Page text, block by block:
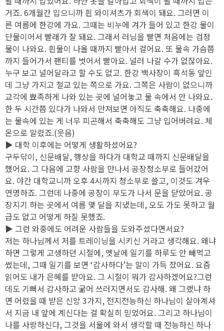
거죠. 6개월간 입으니까 흰 와이셔츠가 회색이 돼요. 그러면 이
른 여름에 한강에 가요. 그때는 비누에 겨가 들어 있고 한강 물이
단물이어서 빨래가 잘 돼요. 그래서 러닝을 빨면 처음에는 검정
물이 나와요. 흰물이 나올 때까지 빨아서 걸어요. 또 물속 가슴쯤
까지 들어가서 팬티를 벗어서 빨아요. 널러 나갈 수가 없잖아요.
누구 보고 널어달라고 할 수도 없고. 한강 백사장이 흑석동 앞인
데 그냥 가지고 철교 있는 쪽으로 가요. 그쪽은 사람이 없으니까
교각에 뾰족하게 나와 있는 곳에 널어놓고 물 속에서 안 나와요.
한 두 시간쯤 있다가 나와서 만져보면 아직도 축축해요. 나중에
는 물속에 있는 게 너무 피곤해서 축축해도 그냥 입어버려요. 체
온으로 말렸죠.(웃음)
▶ 대학 이후에는 어떻게 생활하셨어요?
구두닦이, 신문배달, 행상을 하다가 대학교 때까지 신문배달을
했어요. 그 다음에 고향 사람을 만나서 공장청소부로 들어갔어
요. 야간 대학교니까 오후 4시까지 청소부로 쓸고, 이것도 겨우
연명하죠. 그런데 나중에 공장이 부도가 나서 문을 닫았어요. 공
장지기 하는 곳에서 여름 몇 달을 지냈는데, 오도 가도 못하고 월
급도 없고 어떻게 하질 못했죠.
▶ 그런 와중에도 어려운 사람들을 도와주셨다면서요?
저는 하나님께서 저를 트레이닝을 시키신 거라고 생각해요. 왜냐
하면 그렇게 고생하던 시절에, 옛날에 일기를 하루도 안 빼먹고
썼는데, 그때 일기를 보면 ‘감사하다’는 말이 가득 찼어요. 요즘
읽어도 내가 은혜를 받아요. 그 시절이 뭐가 감사하겠어요?그런
데도 기뻐서 감사하고 굶어 쓰러지면서도 감사해. 왜 그랬냐 하
면 어렸을 때 받은 신앙 3가지, 전지전능하신 하나님이 살아계셔
서 지금 내 앞에 계신다는 걸 확실히 믿었어요. 그리고 하나님이
나를 사랑하신다, 그것을 서울에 와서 생각할 때 전능하신 하나